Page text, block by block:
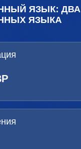
ЯЗЫК: ДВА
ЯЗЫКА